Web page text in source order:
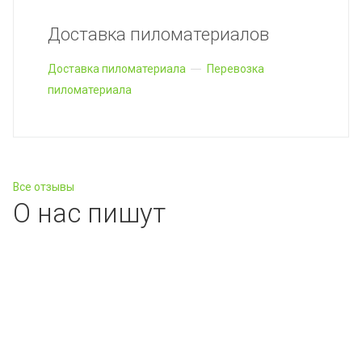
Доставка пиломатериалов
Доставка пиломатериала
Перевозка
пиломатериала
Все отзывы
О нас пишут